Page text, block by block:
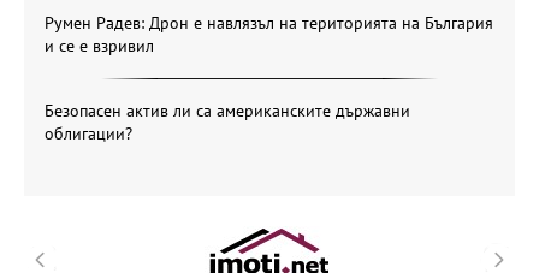
Румен Радев: Дрон е навлязъл на територията на България
и се е взривил
Безопасен актив ли са американските държавни
облигации?